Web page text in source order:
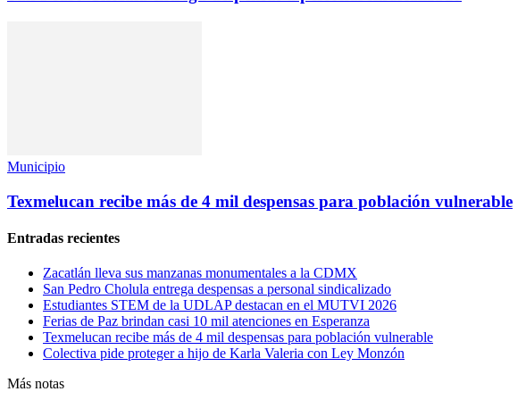
Municipio
Texmelucan recibe más de 4 mil despensas para población vulnerable
Entradas recientes
Zacatlán lleva sus manzanas monumentales a la CDMX
San Pedro Cholula entrega despensas a personal sindicalizado
Estudiantes STEM de la UDLAP destacan en el MUTVI 2026
Ferias de Paz brindan casi 10 mil atenciones en Esperanza
Texmelucan recibe más de 4 mil despensas para población vulnerable
Colectiva pide proteger a hijo de Karla Valeria con Ley Monzón
Más notas